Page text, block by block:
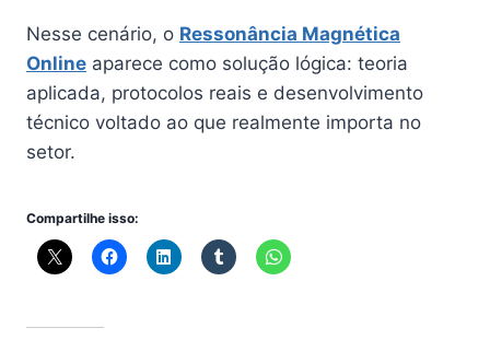
Nesse cenário, o Ressonância Magnética
Online aparece como solução lógica: teoria
aplicada, protocolos reais e desenvolvimento
técnico voltado ao que realmente importa no
setor.
Compartilhe isso: